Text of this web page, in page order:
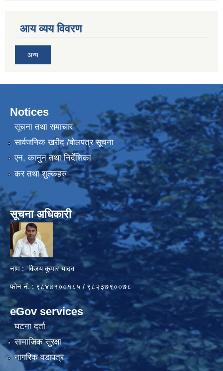
आय व्यय विवरण
अन्य
Notices
सूचना तथा समाचार
सार्वजनिक खरीद /बोलपत्र सूचना
एन, कानुन तथा निर्देशिका
कर तथा शुल्कहरु
सूचना अधिकारी
नाम :- विजय कुमार यादव
फोन नं. : ९८४४१००१८५ / ९८२३७९००७८
eGov services
घटना दर्ता
सामाजिक सुरक्षा
नागरिक वडापत्र